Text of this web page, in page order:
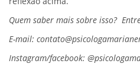
Quem saber mais sobre isso?
E-mail:
Instagram/facebook: